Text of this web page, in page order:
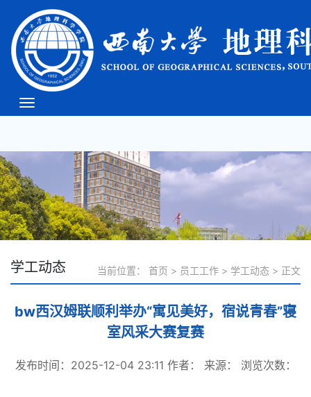
必威(bw·西汉姆联)中文
官方网站-West Ham
学工动态 当前位置： 首页 > 员工工作 > 学工动态 > 正文
bw西汉姆联顺利举办“寓见美好，宿说青春”寝
室风采大赛复赛
发布时间：2025-12-04 23:11 作者： 来源： 浏览次数：